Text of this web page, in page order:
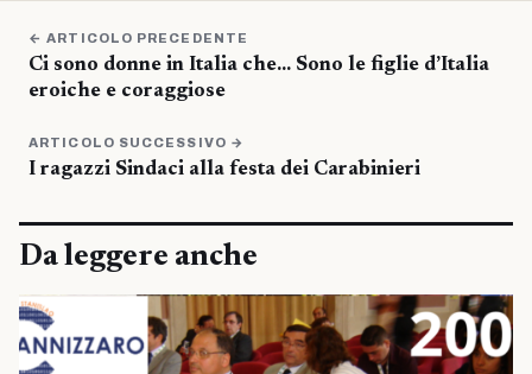
← ARTICOLO PRECEDENTE
Ci sono donne in Italia che… Sono le figlie d’Italia
eroiche e coraggiose
ARTICOLO SUCCESSIVO →
I ragazzi Sindaci alla festa dei Carabinieri
Da leggere anche